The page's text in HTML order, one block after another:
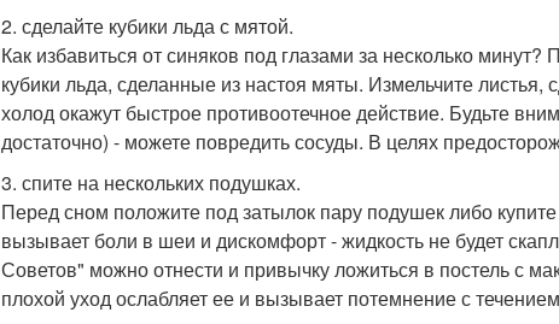
2. сделайте кубики льда с мятой.
Как избавиться от синяков под глазами за несколько
кубики льда, сделанные из настоя мяты. Измельчите листья,
холод окажут быстрое противоотечное действие. Будьте
достаточно) - можете повредить сосуды. В целях
3. спите на нескольких подушках.
Перед сном положите под затылок пару подушек либо
вызывает боли в шеи и дискомфорт - жидкость не будет
Советов" можно отнести и привычку ложиться в постель с
плохой уход ослабляет ее и вызывает потемнение с